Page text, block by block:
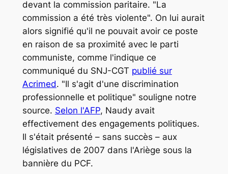
devant la commission paritaire. "La
commission a été très violente". On lui aurait
alors signifié qu'il ne pouvait avoir ce poste
en raison de sa proximité avec le parti
communiste, comme l'indique ce
communiqué du SNJ-CGT publié sur
Acrimed. "Il s'agit d'une discrimination
professionnelle et politique" souligne notre
source. Selon l'AFP, Naudy avait
effectivement des engagements politiques.
Il s'était présenté – sans succès – aux
législatives de 2007 dans l'Ariège sous la
bannière du PCF.